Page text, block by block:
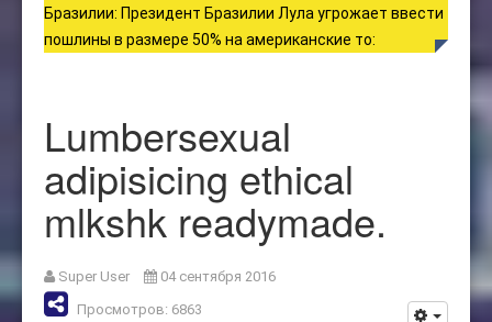
Бразилии: Президент Бразилии Лула угрожает ввести
пошлины в размере 50% на американские то:
Lumbersexual
adipisicing ethical
mlkshk readymade.
Super User
04 сентября 2016
Просмотров: 6863